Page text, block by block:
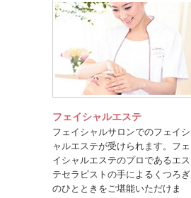
フェイシャルエステ
フェイシャルサロンでのフェイシ
ャルエステが受けられます。フェ
イシャルエステのプロであるエス
テセラピストの手によるくつろぎ
のひとときをご堪能いただけま